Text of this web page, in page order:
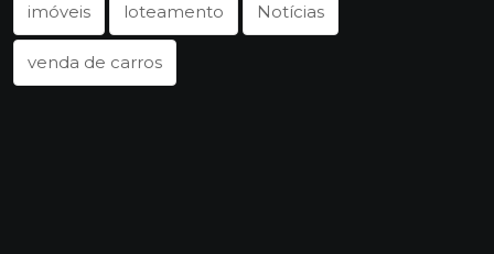
imóveis loteamento Notícias
venda de carros